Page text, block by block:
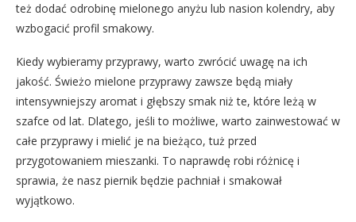
też dodać odrobinę mielonego anyżu lub nasion kolendry, aby
wzbogacić profil smakowy.
Kiedy wybieramy przyprawy, warto zwrócić uwagę na ich
jakość. Świeżo mielone przyprawy zawsze będą miały
intensywniejszy aromat i głębszy smak niż te, które leżą w
szafce od lat. Dlatego, jeśli to możliwe, warto zainwestować w
całe przyprawy i mielić je na bieżąco, tuż przed
przygotowaniem mieszanki. To naprawdę robi różnicę i
sprawia, że nasz piernik będzie pachniał i smakował
wyjątkowo.